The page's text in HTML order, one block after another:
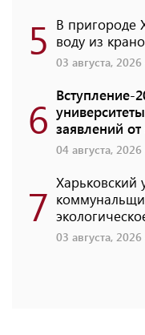
5 В пригороде
воду из
03 августа,
6 Вступление-
заявлений
04 августа,
7 Харьковский
03 августа,